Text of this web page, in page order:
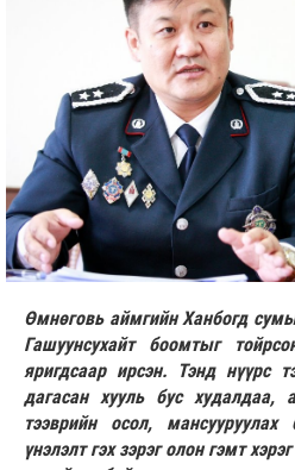
Өмнөговь аймгийн Ханбогд
Гашуун­сухайт боомтыг
яригдсаар ирсэн. Тэнд нүүрс
дагасан хууль бус худалдаа,
тээврийн осол, ман­суу­руулах
үнэлэлт гэх зэрэг олон гэмт